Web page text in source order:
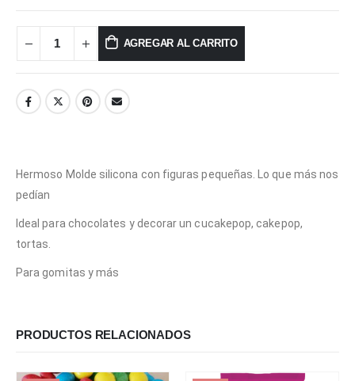
AGREGAR AL CARRITO
Hermoso Molde silicona con figuras pequeñas. Lo que más nos
pedían
Ideal para chocolates y decorar un cucakepop, cakepop,
tortas.
Para gomitas y más
PRODUCTOS RELACIONADOS